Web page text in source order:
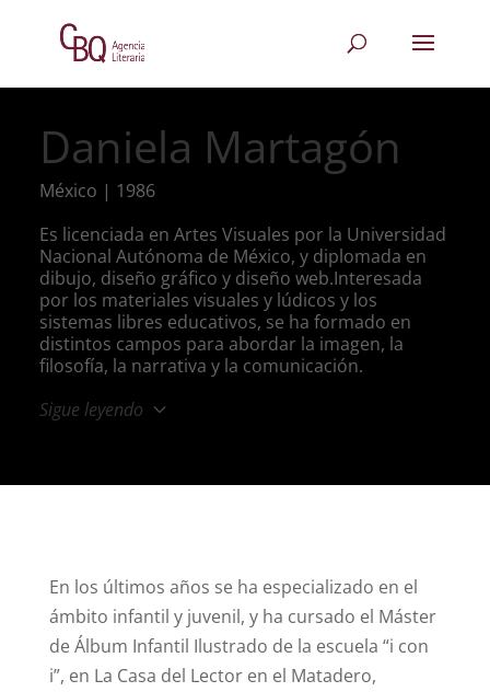
Daniela Martagón
México | 1986
Es licenciada en Artes Visuales por la Universidad
Nacional Autónoma de México, y diplomada en
dibujo, diseño gráfico y diseño web.Interesada
por los materiales visuales y lúdicos y los
sistemas libres educativos, se ha formado en
distintos campos para abordar la imagen, la
filosofía, la narrativa y la comunicación.
Sigue leyendo
En los últimos años se ha especializado en el
ámbito infantil y juvenil, y ha cursado el Máster
de Álbum Infantil Ilustrado de la escuela “i con
i”, en La Casa del Lector en el Matadero,